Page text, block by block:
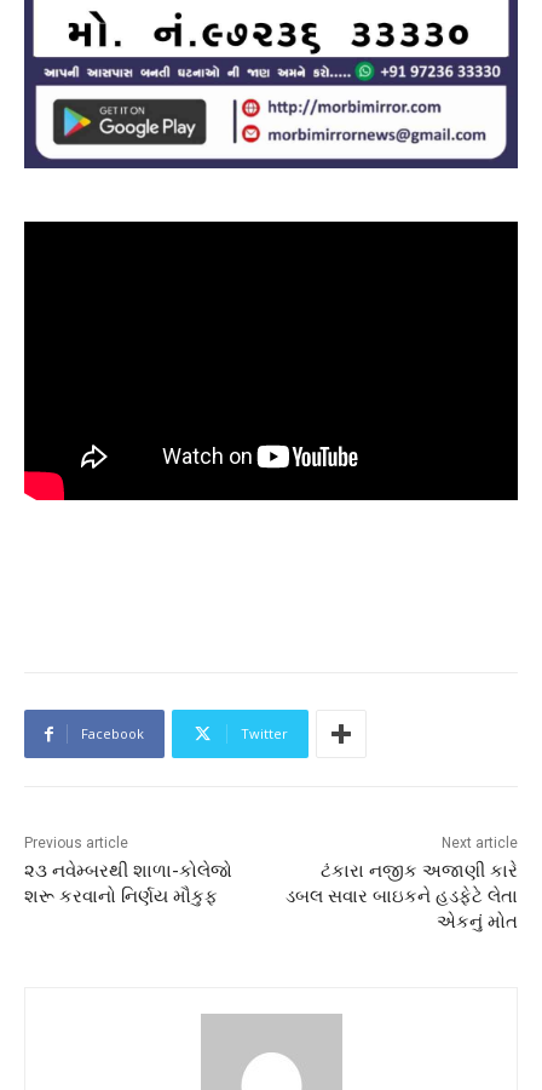
Facebook Twitter
Previous article
૨૩ નવેમ્બરથી શાળા-કોલેજો
શરૂ કરવાનો નિર્ણય મૌકુફ
Next article
ટંકારા નજીક અજાણી કારે
ડબલ સવાર બાઇકને હડફેટે લેતા
એકનું મોત